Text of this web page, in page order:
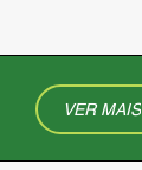
VER MAIS